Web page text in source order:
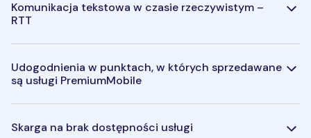
Komunikacja tekstowa w czasie rzeczywistym –
RTT
Udogodnienia w punktach, w których sprzedawane
są usługi PremiumMobile
Skarga na brak dostępności usługi